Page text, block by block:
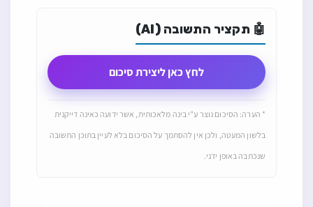
🤖 תקציר התשובה (AI)
לחץ כאן ליצירת סיכום
* הערה: הסיכום נוצר ע"י בינה מלאכותית, אשר ידועה כאינה דייקנית
בלשון המעטה, ולכן אין להסתמך על הסיכום בלא לעיין בתוכן התשובה
שנכתבה באופן ידני.